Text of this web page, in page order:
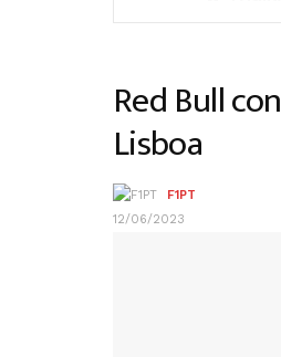
Red Bull
Lisboa
F1PT
12/06/2023